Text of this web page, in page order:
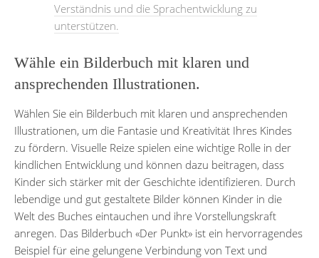
Verständnis und die Sprachentwicklung zu
unterstützen.
Wähle ein Bilderbuch mit klaren und
ansprechenden Illustrationen.
Wählen Sie ein Bilderbuch mit klaren und ansprechenden
Illustrationen, um die Fantasie und Kreativität Ihres Kindes
zu fördern. Visuelle Reize spielen eine wichtige Rolle in der
kindlichen Entwicklung und können dazu beitragen, dass
Kinder sich stärker mit der Geschichte identifizieren. Durch
lebendige und gut gestaltete Bilder können Kinder in die
Welt des Buches eintauchen und ihre Vorstellungskraft
anregen. Das Bilderbuch «Der Punkt» ist ein hervorragendes
Beispiel für eine gelungene Verbindung von Text und